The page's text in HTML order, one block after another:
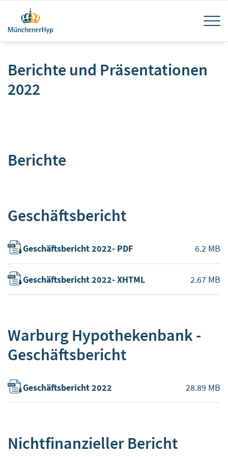
Inhalt
Berichte und Präsentationen
2022
Berichte
Geschäftsbericht
Geschäftsbericht 2022- PDF 6.2 MB
Geschäftsbericht 2022- XHTML 2.67 MB
Warburg Hypothekenbank -
Geschäftsbericht
Geschäftsbericht 2022 28.89 MB
Nichtfinanzieller Bericht